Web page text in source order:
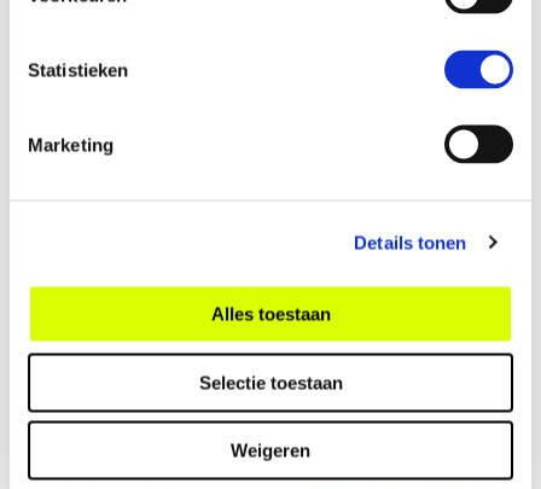
Statistieken
Marketing
Details tonen
Alles toestaan
Selectie toestaan
Weigeren
Festival over neutraliteit, objectiviteit en politieke
Lees meer